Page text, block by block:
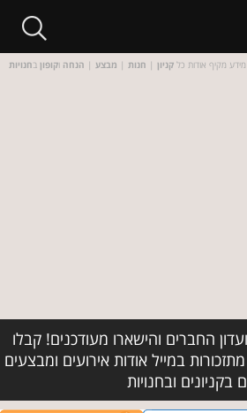
מקיף אודות כל קניון | חנות | מבצע | הנחה וקופון בחנויות
החברים והישארו מעודכנים! קבלו
במייל אודות אירועים ומבצעים
בקניונים ובחנויות